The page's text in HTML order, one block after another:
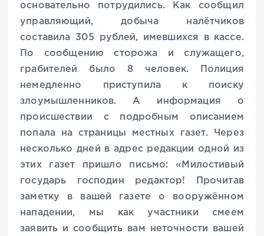
основательно потрудились. Как сообщил
управляющий, добыча налётчиков
составила 305 рублей, имевшихся в кассе.
По сообщению сторожа и служащего,
грабителей было 8 человек. Полиция
немедленно приступила к поиску
злоумышленников. А информация о
происшествии с подробным описанием
попала на страницы местных газет. Через
несколько дней в адрес редакции одной из
этих газет пришло письмо: «Милостивый
государь господин редактор! Прочитав
заметку в вашей газете о вооружённом
нападении, мы как участники смеем
заявить и сообщить вам неточности вашей